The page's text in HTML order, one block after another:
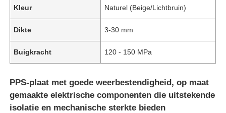
Kleur Naturel (Beige/Lichtbruin)
Dikte 3-30 mm
Buigkracht 120 - 150 MPa
PPS-plaat met goede weerbestendigheid, op maat
gemaakte elektrische componenten die uitstekende
isolatie en mechanische sterkte bieden